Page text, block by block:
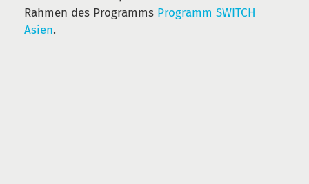
Rahmen des Programms Programm SWITCH
Asien.